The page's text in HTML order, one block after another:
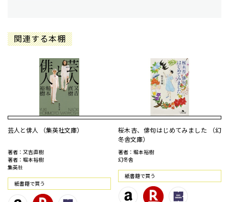
関連する本棚
芸人と俳人 （集英社文庫）
著者：又吉直樹
著者：堀本裕樹
集英社
紙書籍で買う
桜木杏、俳句はじめてみました （幻
冬舎文庫）
著者：堀本裕樹
幻冬舎
紙書籍で買う